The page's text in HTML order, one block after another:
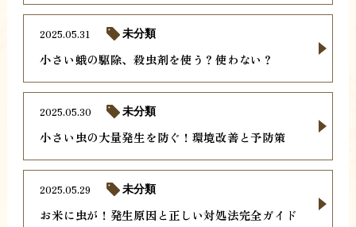
小さい蛾の駆除、殺虫剤を使う？使わない？
2025.05.31 未分類
小さい虫の大量発生を防ぐ！環境改善と予防策
2025.05.30 未分類
お米に虫が！発生原因と正しい対処法完全ガイド
2025.05.29 未分類